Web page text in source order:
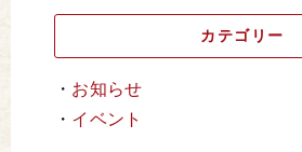
カテゴリー
お知らせ
イベント